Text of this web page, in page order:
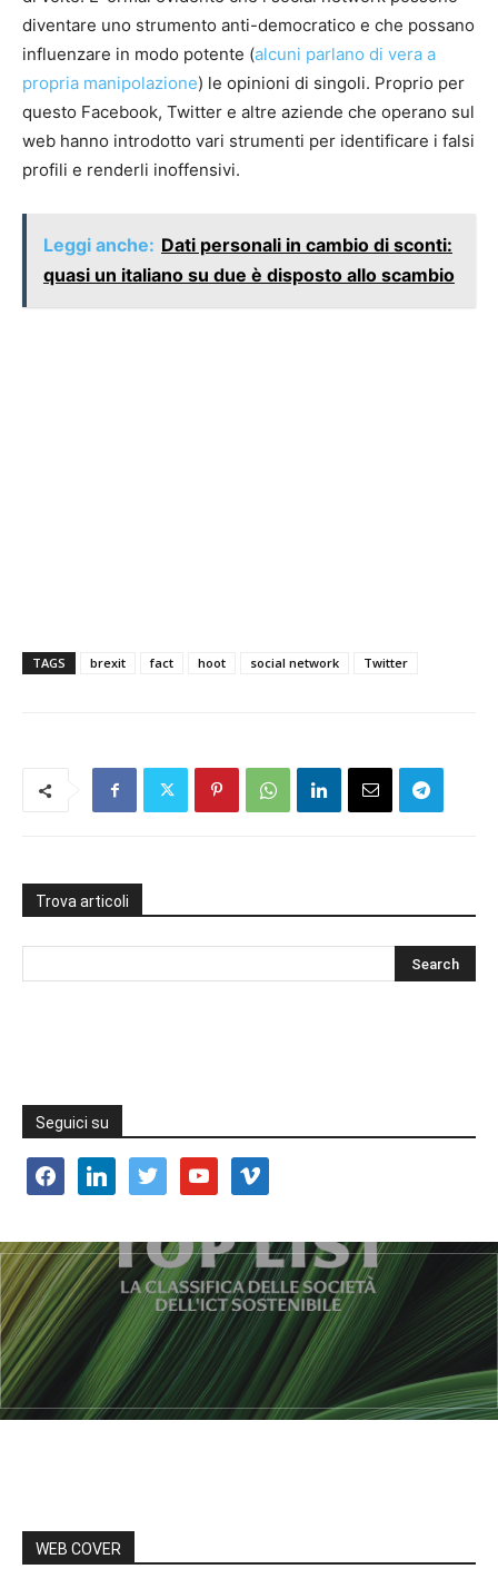
diventare uno strumento anti-democratico e che possano
influenzare in modo potente (alcuni parlano di vera a
propria manipolazione) le opinioni di singoli. Proprio per
questo Facebook, Twitter e altre aziende che operano sul
web hanno introdotto vari strumenti per identificare i falsi
profili e renderli inoffensivi.
Leggi anche: Dati personali in cambio di sconti:
quasi un italiano su due è disposto allo scambio
TAGS brexit fact hoot social network Twitter
Trova articoli
Seguici su
facebooklinkedin twitter youtube vimeo
WEB COVER